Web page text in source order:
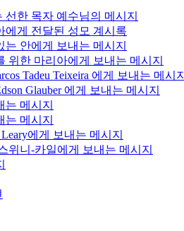
한 목자 예수님의 메시지
에게 전달된 성모 계시록
안에게 보내는 메시지
위한 마리아에게 보내는 메시지
Tadeu Teixeira 에게 보내는 메시지
Glauber 에게 보내는 메시지
메시지
메시지
에게 보내는 메시지
위니-카일에게 보내는 메시지